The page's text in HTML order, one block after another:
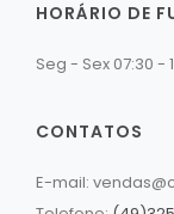
HORÁRIO DE
Seg - Sex 07:30 -
CONTATOS
E-mail: